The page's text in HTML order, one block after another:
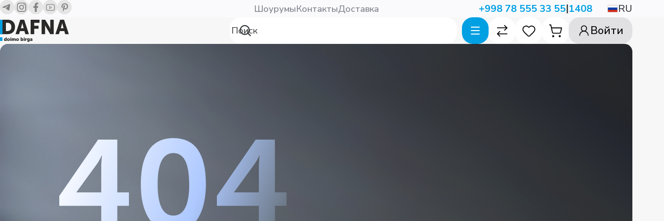
ШоурумыКонтактыДоставка +998 78 555 33 55|1408 RU
Войти